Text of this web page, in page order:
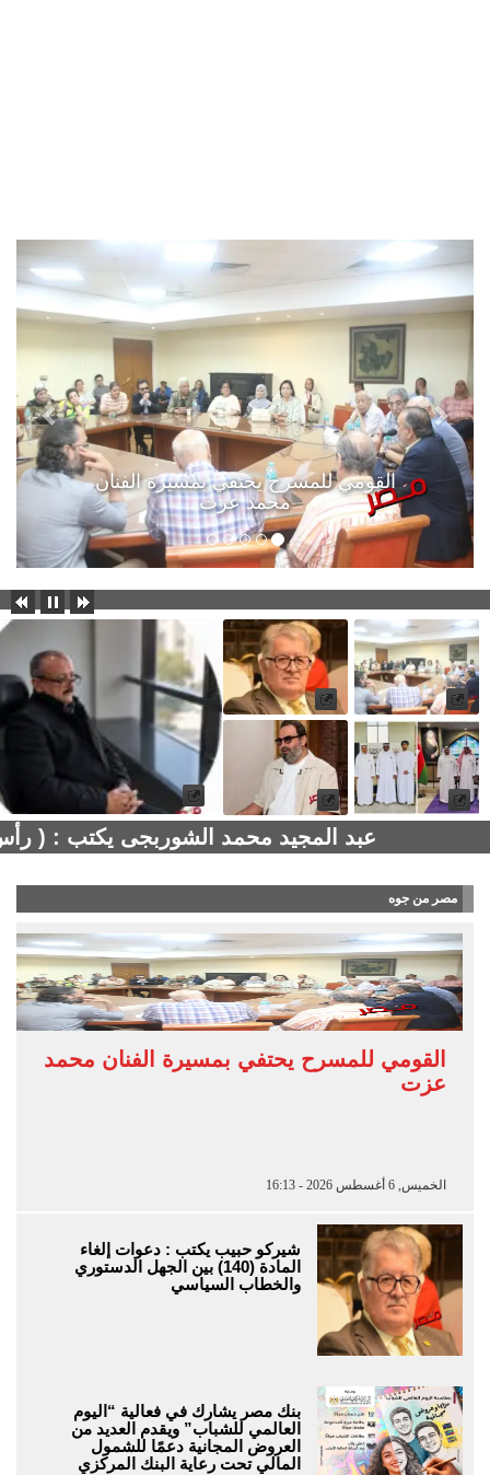
القومي للمسرح يحتفي بمسيرة الفنان
محمد عزت
عبد المجيد محمد الشوربجى يكتب : (
مصر من جوه
القومي للمسرح يحتفي بمسيرة الفنان محمد
عزت
الخميس, 6 أغسطس 2026 - 16:13
شيركو حبيب يكتب : دعوات إلغاء
المادة (140) بين الجهل الدستوري
والخطاب السياسي
بنك مصر يشارك في فعالية “اليوم
العالمي للشباب” ويقدم العديد من
العروض المجانية دعمًا للشمول
المالي تحت رعاية البنك المركزي